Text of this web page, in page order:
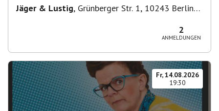
Jäger & Lustig, Grünberger Str. 1, 10243 Berlin-
2
ANMELDUNGEN
Fr, 14.08.2026
19:30